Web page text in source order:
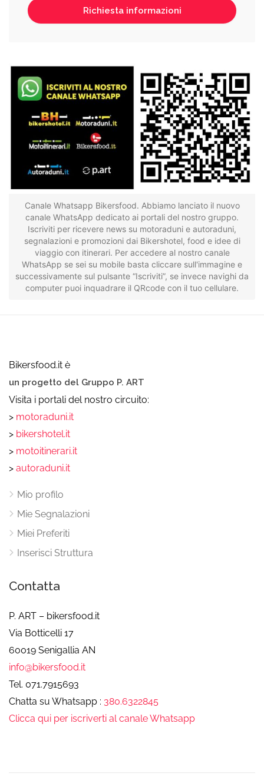
Canale Whatsapp Bikersfood. Abbiamo lanciato il nuovo
canale WhatsApp dedicato ai portali del nostro gruppo.
Iscriviti per ricevere news su motoraduni e autoraduni,
segnalazioni e promozioni dai Bikershotel, food e idee di
viaggio con itinerari. Per accedere al nostro canale
WhatsApp se sei su mobile basta cliccare sull'immagine e
successivamente sul pulsante “Iscriviti”, se invece navighi da
computer puoi inquadrare il QRcode con il tuo cellulare.
Bikersfood.it è
un progetto del Gruppo P. ART
Visita i portali del nostro circuito:
> motoraduni.it
> bikershotel.it
> motoitinerari.it
> autoraduni.it
Mio profilo
Mie Segnalazioni
Miei Preferiti
Inserisci Struttura
Contatta
P. ART – bikersfood.it
Via Botticelli 17
60019 Senigallia AN
info@bikersfood.it
Tel. 071.7915693
Chatta su Whatsapp : 380.6322845
Clicca qui per iscriverti al canale Whatsapp